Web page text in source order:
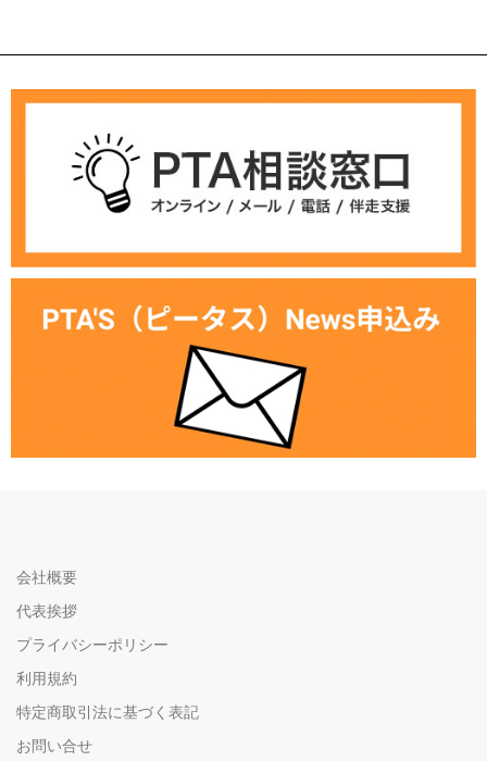
会社概要
代表挨拶
プライバシーポリシー
利用規約
特定商取引法に基づく表記
お問い合せ